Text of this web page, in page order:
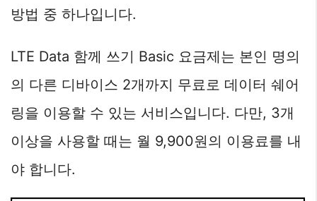
방법 중 하나입니다.
LTE Data 함께 쓰기 Basic 요금제는 본인 명의
의 다른 디바이스 2개까지 무료로 데이터 쉐어
링을 이용할 수 있는 서비스입니다. 다만, 3개
이상을 사용할 때는 월 9,900원의 이용료를 내
야 합니다.